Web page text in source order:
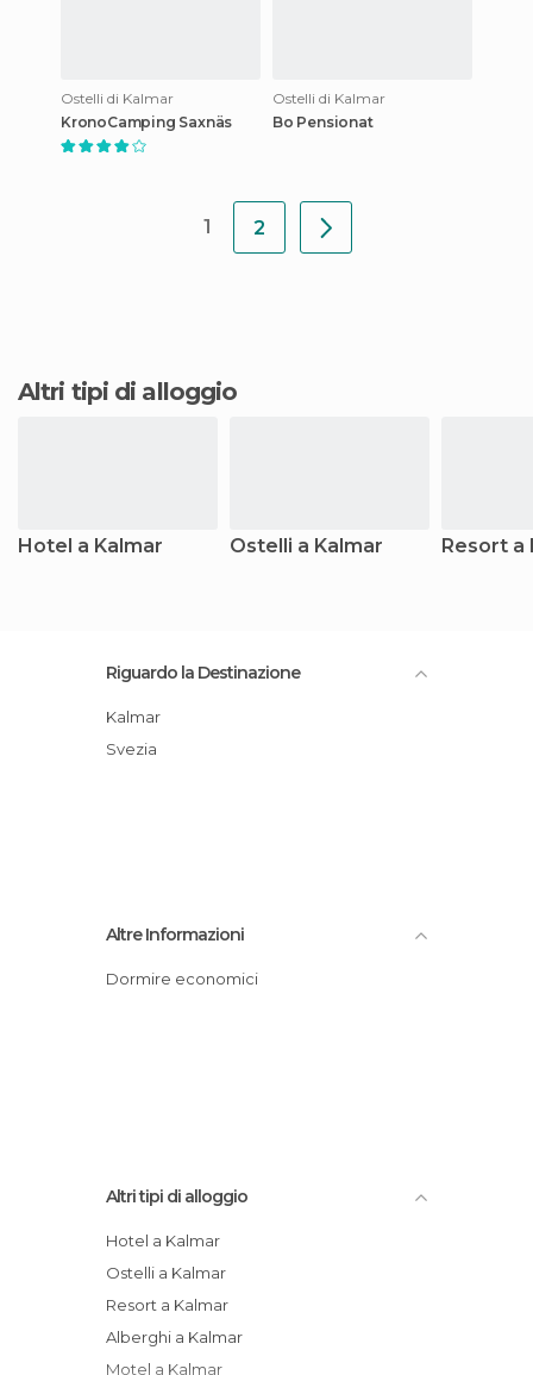
Ostelli di Kalmar
KronoCamping Saxnäs
Ostelli di Kalmar
Bo Pensionat
1 2
Altri tipi di alloggio
Hotel a Kalmar Ostelli a Kalmar Resort a
Riguardo la Destinazione
Kalmar
Svezia
Altre Informazioni
Dormire economici
Altri tipi di alloggio
Hotel a Kalmar
Ostelli a Kalmar
Resort a Kalmar
Alberghi a Kalmar
Motel a Kalmar